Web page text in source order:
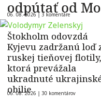
odpútať od
06. 08. 2026 | 3 komentáre
Štokholm odovzdá
Kyjevu zadržanú loď
ruskej tieňovej flotily,
ktorá prevážala
ukradnuté
obilie
06. 08. 2026 | 30 komentárov